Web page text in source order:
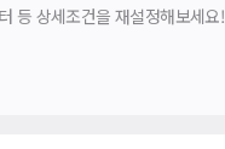
등 상세조건을 재설정해보세요!